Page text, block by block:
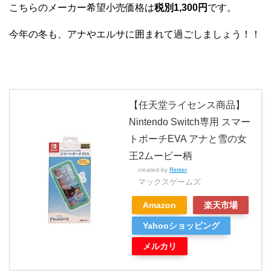
こちらのメーカー希望小売価格は税別1,300円 です。
今年の冬も、アナやエルサに囲まれて過ごしましょう！！
【任天堂ライセンス商品】
Nintendo Switch専用 スマー
トポーチEVA アナと雪の女
王2ムービー柄
created by Rinker
マックスゲームズ
Amazon 楽天市場
Yahooショッピング
メルカリ